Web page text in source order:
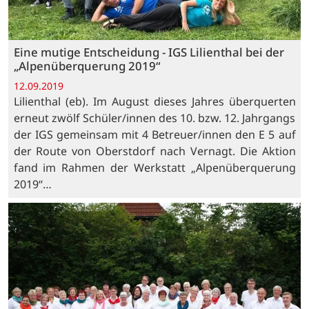
Eine mutige Entscheidung - IGS Lilienthal bei der
„Alpenüberquerung 2019“
12.09.2019
Lilienthal (eb). Im August dieses Jahres überquerten
erneut zwölf Schüler/innen des 10. bzw. 12. Jahrgangs
der IGS gemeinsam mit 4 Betreuer/innen den E 5 auf
der Route von Oberstdorf nach Vernagt. Die Aktion
fand im Rahmen der Werkstatt „Alpenüberquerung
2019“…